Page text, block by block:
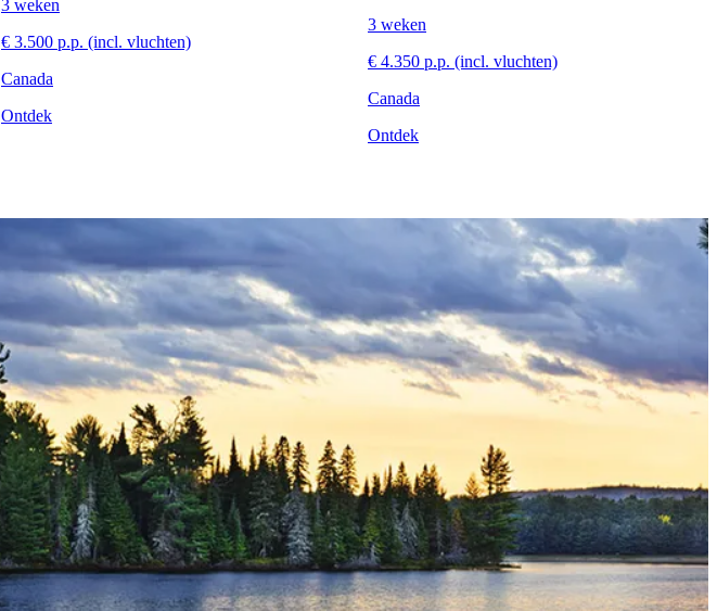
3 weken
€ 3.500 p.p. (incl. vluchten)
Canada
Ontdek
3 weken
€ 4.350 p.p. (incl. vluchten)
Canada
Ontdek
View 3 weken&&&Solo door Oost-Canada